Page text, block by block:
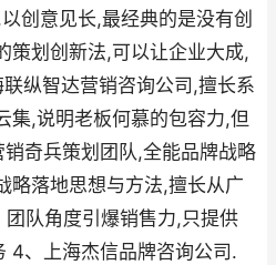
创意见长,最经典的是没有创
策划创新法,可以让企业大成,
纵智达营销咨询公司,擅长系
集,说明老板何慕的包容力,但
奇兵策划团队,全能品牌战略
略落地思想与方法,擅长从广
队角度引爆销售力,只提供
4、上海杰信品牌咨询公司.